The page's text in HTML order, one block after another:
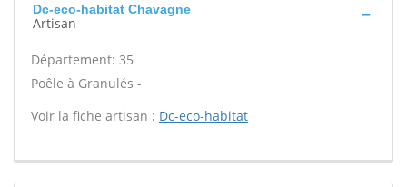
Dc-eco-habitat Chavagne
Artisan
Département: 35
Poêle à Granulés -
Voir la fiche artisan : Dc-eco-habitat